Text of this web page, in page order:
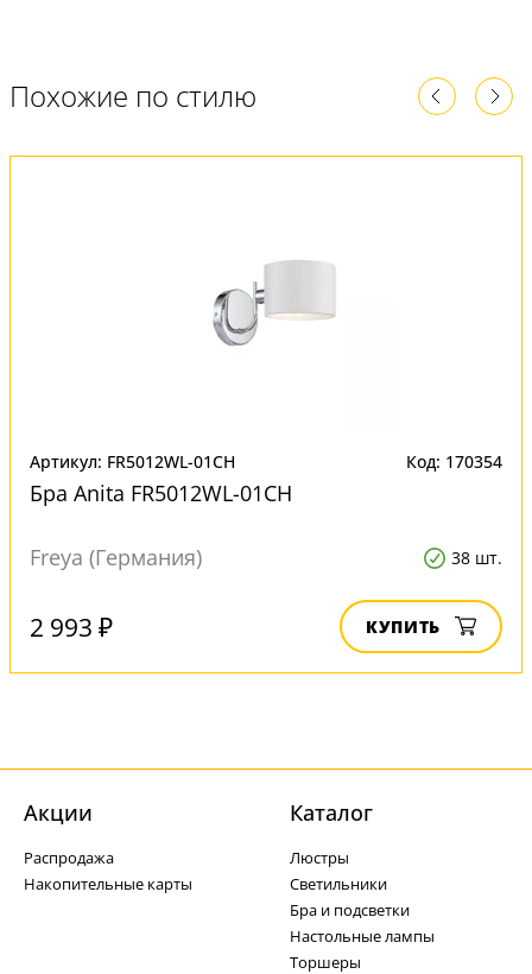
Похожие по стилю
Артикул: FR5012WL-01CH Код: 170354
Бра Anita FR5012WL-01CH
Freya (Германия) 38 шт.
2 993 ₽ КУПИТЬ
Акции
Распродажа
Накопительные карты
Каталог
Люстры
Светильники
Бра и подсветки
Настольные лампы
Торшеры